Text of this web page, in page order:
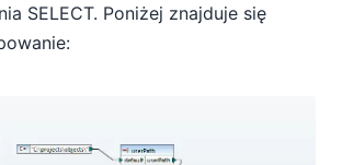
SELECT. Poniżej znajduje się